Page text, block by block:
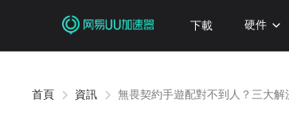
下載 硬件
首頁 資訊 無畏契約手遊配對不到人？三大解